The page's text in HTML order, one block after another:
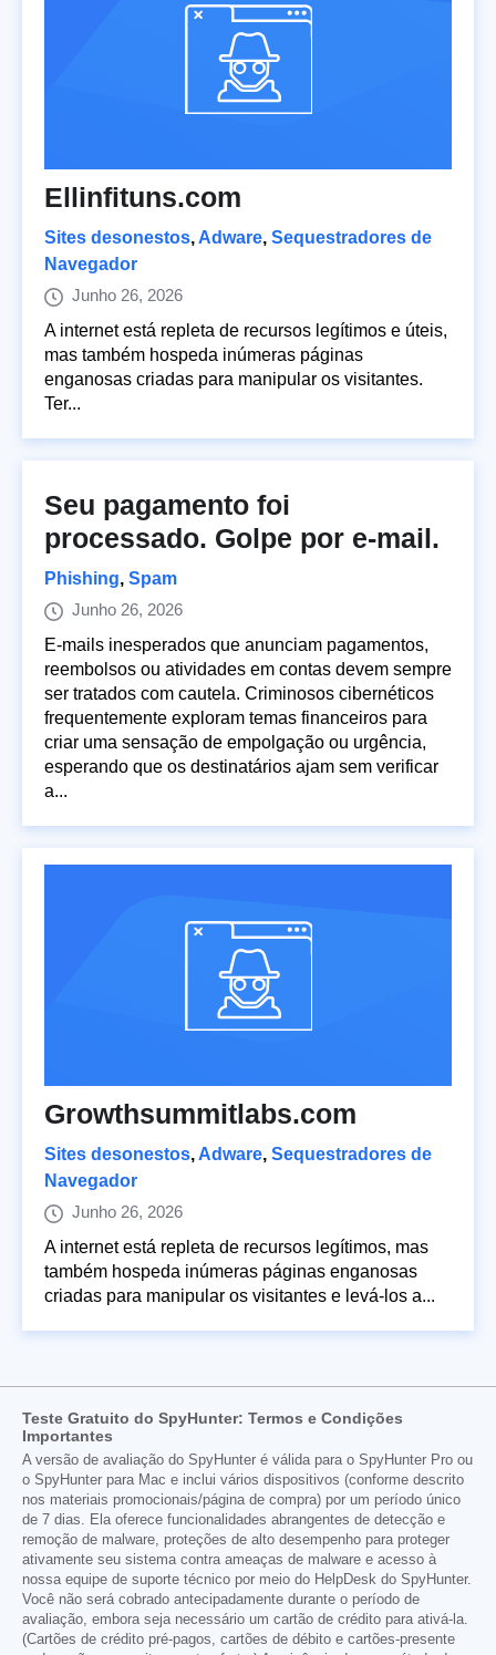
Ellinfituns.com
Sites desonestos, Adware, Sequestradores de
Navegador
Junho 26, 2026
A internet está repleta de recursos legítimos e úteis,
mas também hospeda inúmeras páginas
enganosas criadas para manipular os visitantes.
Ter...
Seu pagamento foi
processado. Golpe por e-mail.
Phishing, Spam
Junho 26, 2026
E-mails inesperados que anunciam pagamentos,
reembolsos ou atividades em contas devem sempre
ser tratados com cautela. Criminosos cibernéticos
frequentemente exploram temas financeiros para
criar uma sensação de empolgação ou urgência,
esperando que os destinatários ajam sem verificar
a...
Growthsummitlabs.com
Sites desonestos, Adware, Sequestradores de
Navegador
Junho 26, 2026
A internet está repleta de recursos legítimos, mas
também hospeda inúmeras páginas enganosas
criadas para manipular os visitantes e levá-los a...
Teste Gratuito do SpyHunter: Termos e Condições
Importantes
A versão de avaliação do SpyHunter é válida para o SpyHunter Pro ou
o SpyHunter para Mac e inclui vários dispositivos (conforme descrito
nos materiais promocionais/página de compra) por um período único
de 7 dias. Ela oferece funcionalidades abrangentes de detecção e
remoção de malware, proteções de alto desempenho para proteger
ativamente seu sistema contra ameaças de malware e acesso à
nossa equipe de suporte técnico por meio do HelpDesk do SpyHunter.
Você não será cobrado antecipadamente durante o período de
avaliação, embora seja necessário um cartão de crédito para ativá-la.
(Cartões de crédito pré-pagos, cartões de débito e cartões-presente